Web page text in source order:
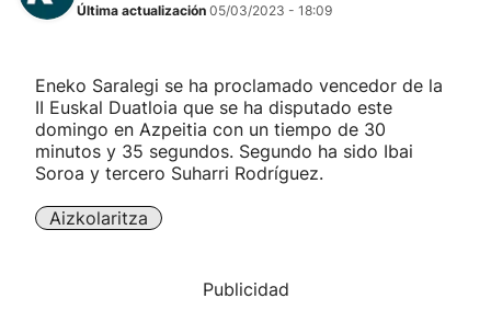
Carreras de montaña
Más deportes
"Helmuga"
Última actualización 05/03/2023 - 18:09
Eneko Saralegi se ha proclamado vencedor de la
II Euskal Duatloia que se ha disputado este
domingo en Azpeitia con un tiempo de 30
minutos y 35 segundos. Segundo ha sido Ibai
Soroa y tercero Suharri Rodríguez.
Aizkolaritza
Publicidad